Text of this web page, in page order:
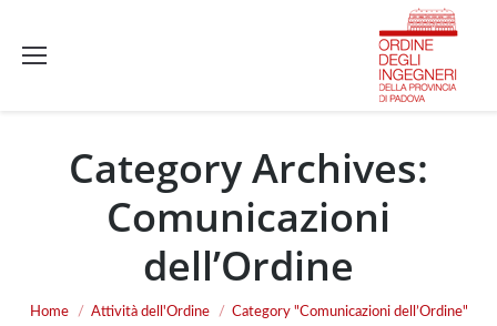
Category Archives:
Comunicazioni
dell’Ordine
You are here:
Home Attività dell'Ordine
Category "Comunicazioni dell’Ordine"